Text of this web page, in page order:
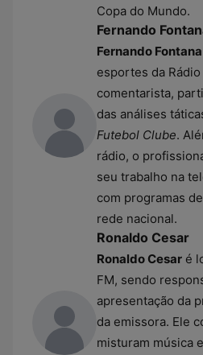
Copa do Mundo.
Fernando
Fernando Fontana
esportes da
comentarista,
das análises
Futebol Clube.
rádio, o
seu trabalho na
com programas
rede nacional.
Ronaldo Cesar
Ronaldo Cesar é
FM, sendo
apresentação da
da emissora. Ele
misturam música